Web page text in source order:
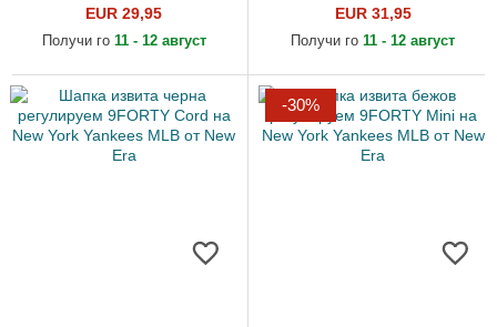
Icon на Los Angeles Dodgers
MLB от New Era
EUR 29,95
Получи го 11 - 12 август
Leopard Cosy на Los
Angeles Dodgers MLB от
EUR 31,95
Получи го 11 - 12 август
-30%